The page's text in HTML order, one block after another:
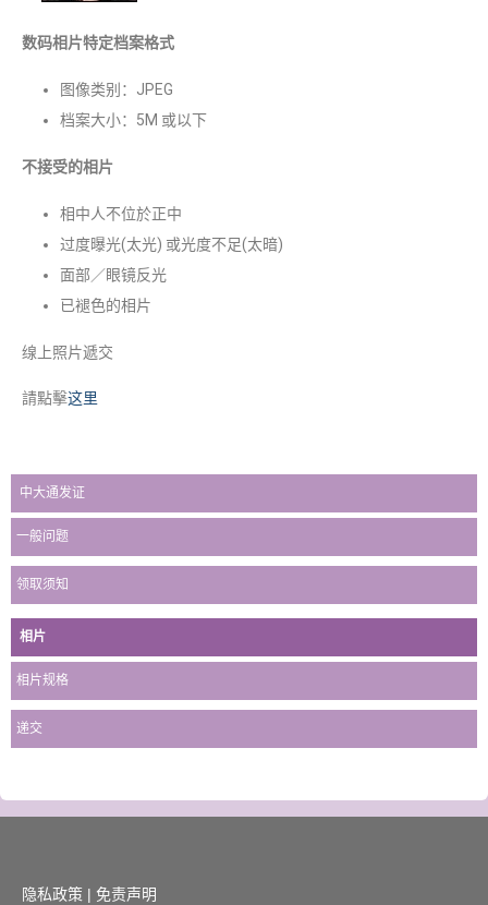
数码相片特定档案格式
图像类别：JPEG
档案大小：5M 或以下
不接受的相片
相中人不位於正中
过度曝光(太光) 或光度不足(太暗)
面部／眼镜反光
已褪色的相片
缐上照片遞交
請點擊这里
中大通发证
一般问题
领取须知
相片
相片规格
递交
隐私政策 | 免责声明